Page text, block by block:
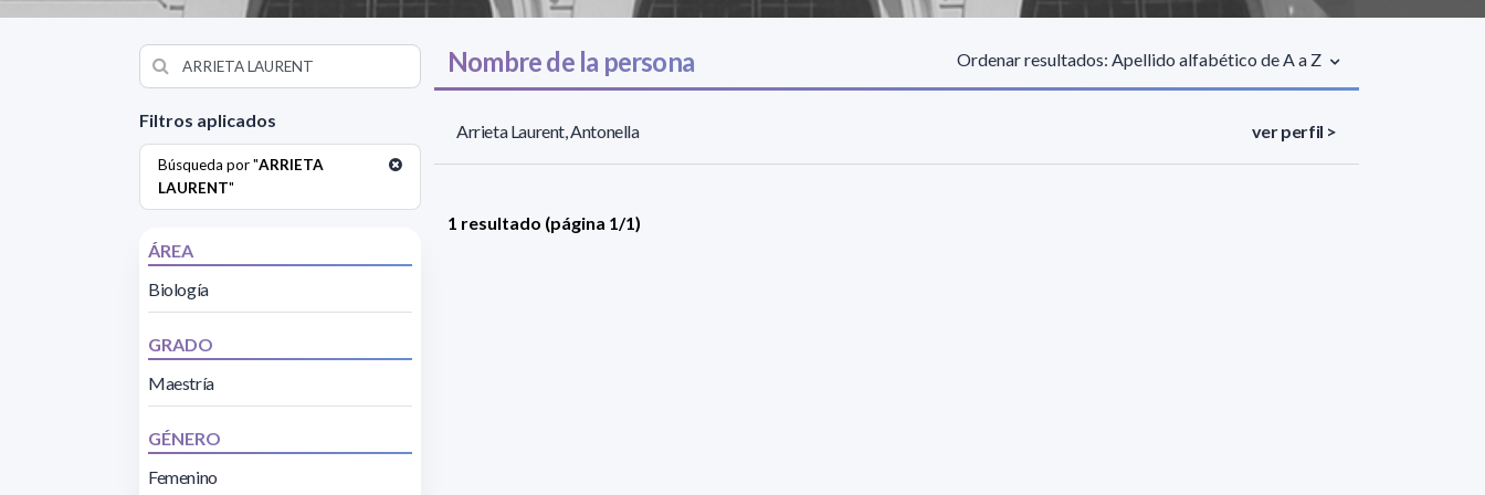
Filtros aplicados
Búsqueda por "ARRIETA
LAURENT"
ÁREA
Biología
GRADO
Maestría
GÉNERO
Femenino
Nombre de la persona Ordenar resultados: Apellido alfabético de A a Z
Arrieta Laurent, Antonella ver perfil >
1 resultado (página 1/1)